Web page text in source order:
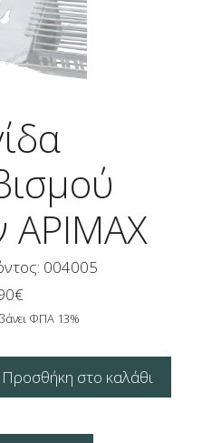
004005
€
ΦΠΑ 13%
Προσθήκη στο καλάθι